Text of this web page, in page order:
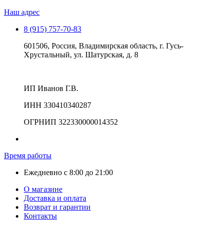
Наш адрес
8 (915) 757-70-83
601506, Россия, Владимирская область, г. Гусь-
Хрустальный, ул. Шатурская, д. 8
ИП Иванов Г.В.
ИНН 330410340287
ОГРНИП 322330000014352
Время работы
Ежедневно с 8:00 до 21:00
О магазине
Доставка и оплата
Возврат и гарантии
Контакты